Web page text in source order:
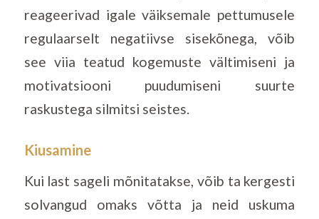
reageerivad igale väiksemale pettumusele
regulaarselt negatiivse sisekõnega, võib
see viia teatud kogemuste vältimiseni ja
motivatsiooni puudumiseni suurte
raskustega silmitsi seistes.
Kiusamine
Kui last sageli mõnitatakse, võib ta kergesti
solvangud omaks võtta ja neid uskuma